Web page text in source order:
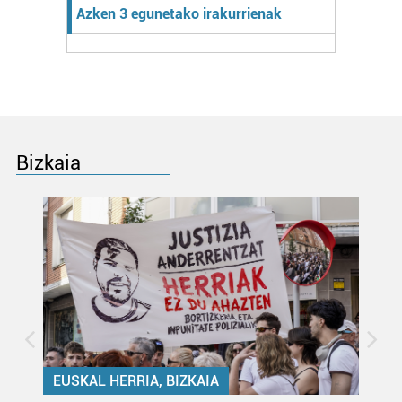
Azken 3 egunetako irakurrienak
Bizkaia
EUSKAL HERRIA, BIZKAIA